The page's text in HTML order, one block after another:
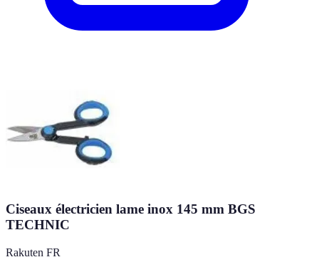
Ciseaux électricien lame inox 145 mm BGS
TECHNIC
Rakuten FR